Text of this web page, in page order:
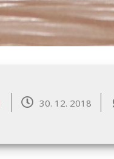
30. 12. 2018